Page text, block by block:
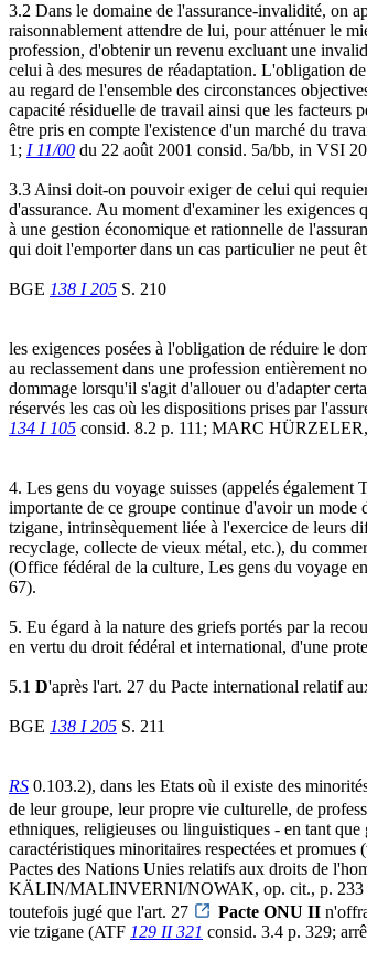
3.2 Dans le domaine de l'assurance-invalidité, on
raisonnablement attendre de lui, pour atténuer le
profession, d'obtenir un revenu excluant une
celui à des mesures de réadaptation. L'obligation
au regard de l'ensemble des circonstances
capacité résiduelle de travail ainsi que les facteurs
être pris en compte l'existence d'un marché du
1; I 11/00 du 22 août 2001 consid. 5a/bb, in VSI
3.3 Ainsi doit-on pouvoir exiger de celui qui
d'assurance. Au moment d'examiner les exigences
à une gestion économique et rationnelle de
qui doit l'emporter dans un cas particulier ne peut
BGE 138 I 205 S. 210
les exigences posées à l'obligation de réduire le
au reclassement dans une profession entièrement
dommage lorsqu'il s'agit d'allouer ou d'adapter
réservés les cas où les dispositions prises par
134 I 105 consid. 8.2 p. 111; MARC
4. Les gens du voyage suisses (appelés
importante de ce groupe continue d'avoir un mode
tzigane, intrinsèquement liée à l'exercice de leurs
recyclage, collecte de vieux métal, etc.), du
(Office fédéral de la culture, Les gens du voyage
67).
5. Eu égard à la nature des griefs portés par la
en vertu du droit fédéral et international, d'une
5.1 D'après l'art. 27 du Pacte international relatif
BGE 138 I 205 S. 211
RS 0.103.2), dans les Etats où il existe des
de leur groupe, leur propre vie culturelle, de
ethniques, religieuses ou linguistiques - en tant
caractéristiques minoritaires respectées et
Pactes des Nations Unies relatifs aux droits de
KÄLIN/MALINVERNI/NOWAK, op. cit., p. 233
toutefois jugé que l'art. 27
Pacte ONU II
vie tzigane (ATF 129 II 321 consid. 3.4 p. 329;